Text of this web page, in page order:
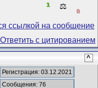
1 ⚖️
0
^
Регистрация: 03.12.2021
Сообщения: 76